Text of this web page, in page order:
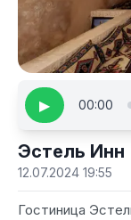
▶ 00:00
Эстель Инн
12.07.2024 19:55
Гостиница